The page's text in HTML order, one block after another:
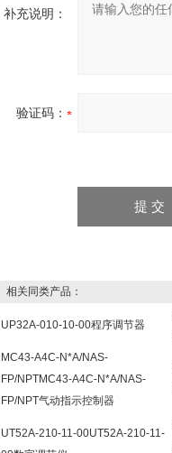
补充说明：
验证码：
相关同类产品：
UP32A-010-10-00程序调节器
MC43-A4C-N*A/NAS-
FP/NPTMC43-A4C-N*A/NAS-
FP/NPT气动指示控制器
UT52A-210-11-00UT52A-210-11-